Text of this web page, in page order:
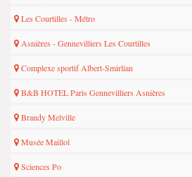
Les Courtilles - Métro
Asnières - Gennevilliers Les Courtilles
Complexe sportif Albert-Smirlian
B&B HOTEL Paris Gennevilliers Asnières
Brandy Melville
Musée Maillol
Sciences Po